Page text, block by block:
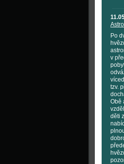
Po
v
tzv.
Obě
děti